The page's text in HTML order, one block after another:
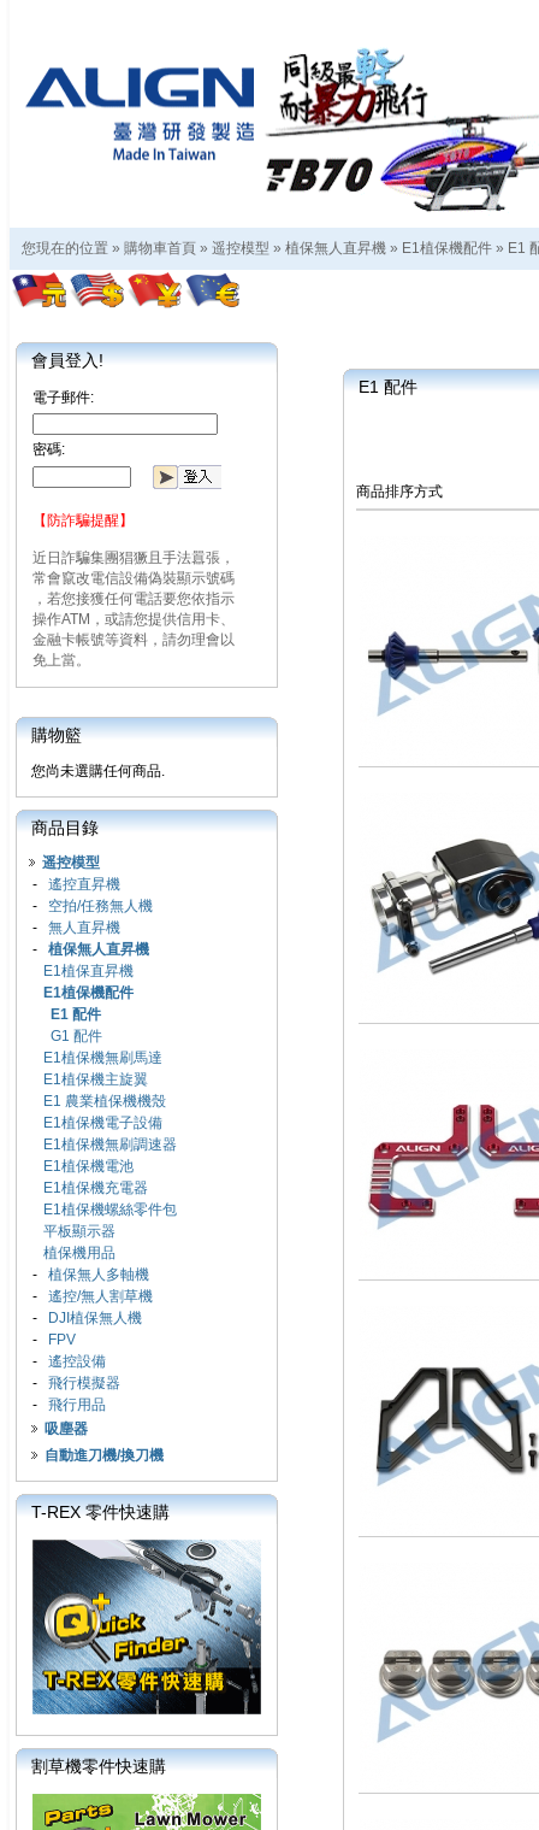
您現在的位置 » 購物車首頁 » 遥控模型 » 植保無人直昇機 » E1植保機配件 » E1
會員登入!
電子郵件:
密碼:
【防詐騙提醒】
近日詐騙集團猖獗且手法囂張，
常會竄改電信設備偽裝顯示號碼
，若您接獲任何電話要您依指示
操作ATM，或請您提供信用卡、
金融卡帳號等資料，請勿理會以
免上當。
購物籃
您尚未選購任何商品.
商品目錄
遥控模型
- 遙控直昇機
- 空拍/任務無人機
- 無人直昇機
- 植保無人直昇機
E1植保直昇機
E1植保機配件
E1 配件
G1 配件
E1植保機無刷馬達
E1植保機主旋翼
E1 農業植保機機殼
E1植保機電子設備
E1植保機無刷調速器
E1植保機電池
E1植保機充電器
E1植保機螺絲零件包
平板顯示器
植保機用品
- 植保無人多軸機
- 遙控/無人割草機
-
DJI植保無人機
-
FPV
- 遙控設備
- 飛行模擬器
- 飛行用品
吸塵器
自動進刀機/換刀機
T-REX 零件快速購
割草機零件快速購
E1 配件
商品排序方式